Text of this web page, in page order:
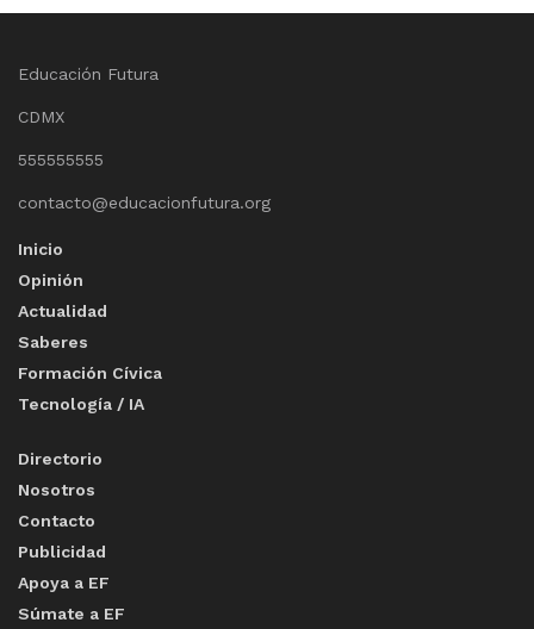
Educación Futura
CDMX
555555555
contacto@educacionfutura.org
Inicio
Opinión
Actualidad
Saberes
Formación Cívica
Tecnología / IA
Directorio
Nosotros
Contacto
Publicidad
Apoya a EF
Súmate a EF